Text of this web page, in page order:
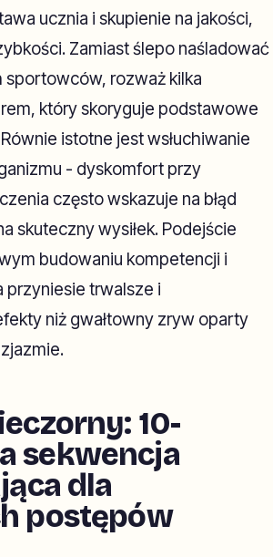
ucznia i skupienie na jakości,
Zamiast ślepo naśladować
sportowców, rozważ kilka
który skoryguje podstawowe
istotne jest wsłuchiwanie
- dyskomfort przy
często wskazuje na błąd
skuteczny wysiłek. Podejście
budowaniu kompetencji i
przyniesie trwalsze i
niż gwałtowny zryw oparty
10-
sekwencja
dla
postępów